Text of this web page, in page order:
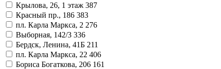
Крылова, 26, 1 этаж 387
Красный пр., 186 383
пл. Карла Маркса, 2 276
Выборная, 142/3 336
Бердск, Ленина, 41Б 211
пл. Карла Маркса, 22 406
Бориса Богаткова, 206 161